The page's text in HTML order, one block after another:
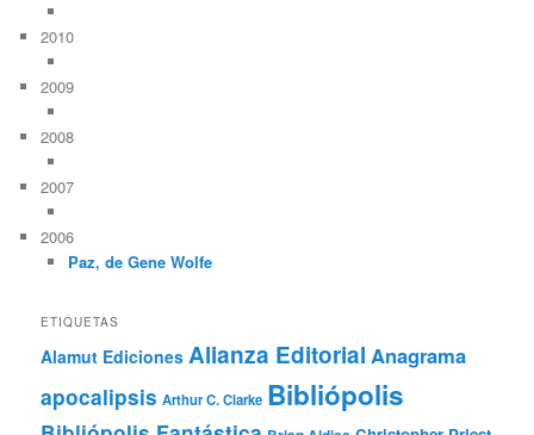
2010
2009
2008
2007
2006
Paz, de Gene Wolfe
ETIQUETAS
Alamut Ediciones Alianza Editorial Anagrama
apocalipsis Arthur C. Clarke Bibliópolis